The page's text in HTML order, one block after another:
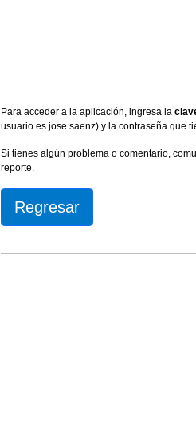
Para acceder a la aplicación, ingresa la
usuario es jose.saenz) y la contraseña que
Si tienes algún problema o comentario,
reporte.